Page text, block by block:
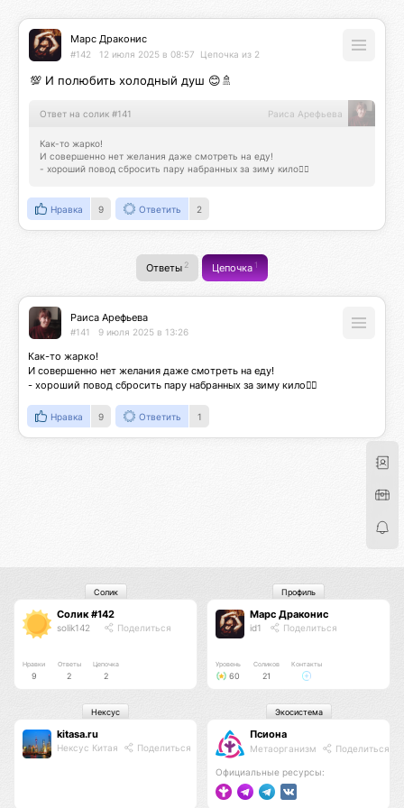
Марс Драконис
#142 12 июля 2025 в 08:57 Цепочка из 2
💯 И полюбить холодный душ 😊🚿
Ответ на солик #141 Раиса Арефьева
Как-то жарко!
И совершенно нет желания даже смотреть на еду!
- хороший повод сбросить пару набранных за зиму кило👍🏻
Нравка 9 Ответить 2
Ответы 2 Цепочка1
Раиса Арефьева
#141 9 июля 2025 в 13:26
Как-то жарко!
И совершенно нет желания даже смотреть на еду!
- хороший повод сбросить пару набранных за зиму кило👍🏻
Нравка 9 Ответить 1
Солик #142
solik142 Поделиться
Нравки
9
Ответы
2
Цепочка
2
Солик
Марс Драконис
id1 Поделиться
Уровень
60
Соликов
21
Контакты
Профиль
kitasa.ru
Нексус Китая Поделиться
Нексус
Псиона
Метаорганизм Поделиться
Официальные ресурсы:
Экосистема